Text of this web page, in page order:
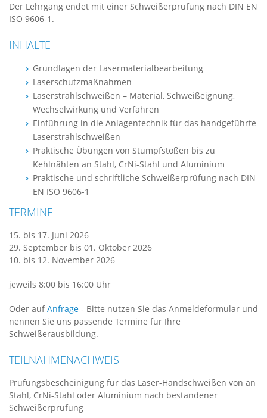
Der Lehrgang endet mit einer Schweißerprüfung nach DIN EN
ISO 9606-1.
INHALTE
Grundlagen der Lasermaterialbearbeitung
Laserschutzmaßnahmen
Laserstrahlschweißen – Material, Schweißeignung,
Wechselwirkung und Verfahren
Einführung in die Anlagentechnik für das handgeführte
Laserstrahlschweißen
Praktische Übungen von Stumpfstößen bis zu
Kehlnähten an Stahl, CrNi-Stahl und Aluminium
Praktische und schriftliche Schweißerprüfung nach DIN
EN ISO 9606-1
TERMINE
15. bis 17. Juni 2026
29. September bis 01. Oktober 2026
10. bis 12. November 2026
jeweils 8:00 bis 16:00 Uhr
Oder aufAnfrage - Bitte nutzen Sie das Anmeldeformular und
nennen Sie uns passende Termine für Ihre
Schweißerausbildung.
TEILNAHMENACHWEIS
Prüfungsbescheinigung für das Laser-Handschweißen von an
Stahl, CrNi-Stahl oder Aluminium nach bestandener
Schweißerprüfung